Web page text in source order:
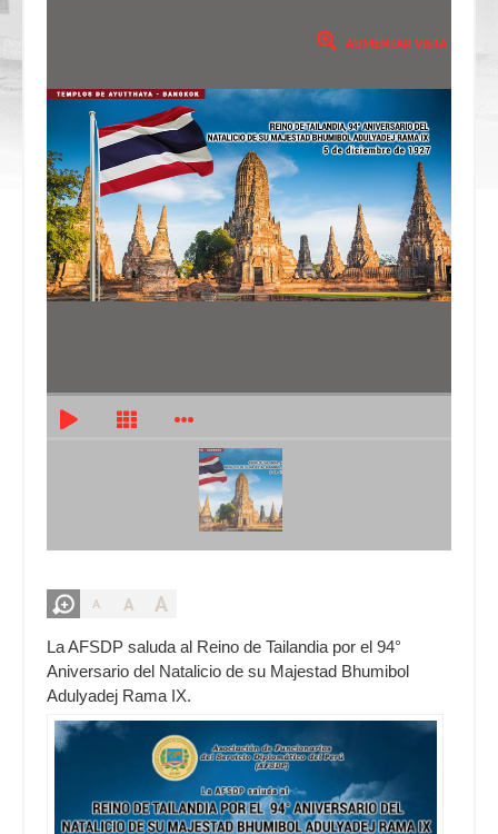
A A A
La AFSDP saluda al Reino de Tailandia por el 94°
Aniversario del Natalicio de su Majestad Bhumibol
Adulyadej Rama IX.